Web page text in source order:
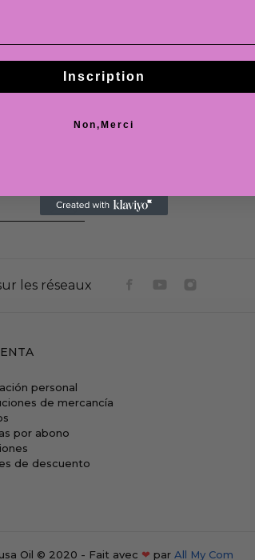
les réseaux
personal
de mercancía
por abono
de descuento
Oil © 2020 - Fait avec ❤ par All My Com
Inscription
Non,Merci